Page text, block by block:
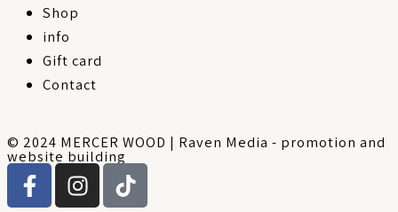
Shop
info
Gift card
Contact
© 2024 MERCER WOOD | Raven Media - promotion and
website building
F
a
I
n
T
i